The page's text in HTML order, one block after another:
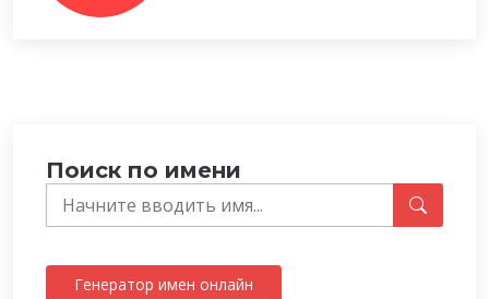
Поиск по имени
Генератор имен онлайн